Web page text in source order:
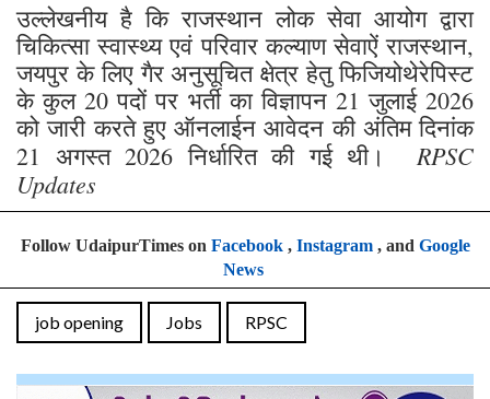
उल्लेखनीय है कि राजस्थान लोक सेवा आयोग द्वारा
चिकित्सा स्वास्थ्य एवं परिवार कल्याण सेवाऐं राजस्थान,
जयपुर के लिए गैर अनुसूचित क्षेत्र हेतु फिजियोथेरेपिस्ट
के कुल 20 पदों पर भर्ती का विज्ञापन 21 जुलाई 2026
को जारी करते हुए ऑनलाईन आवेदन की अंतिम दिनांक
21 अगस्त 2026 निर्धारित की गई थी। RPSC
Updates
Follow UdaipurTimes on Facebook, Instagram, and Google
News
job opening Jobs RPSC